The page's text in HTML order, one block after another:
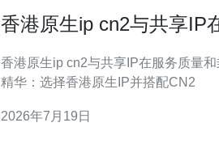
香港原生ip cn2与共享IP
香港原生ip cn2与共享IP在服务质量和
精华：选择香港原生IP并搭配CN2
2026年7月19日